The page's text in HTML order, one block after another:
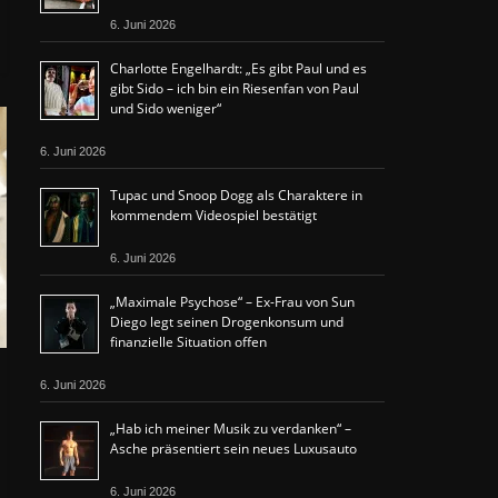
6. Juni 2026
Charlotte Engelhardt: „Es gibt Paul und es
gibt Sido – ich bin ein Riesenfan von Paul
und Sido weniger“
6. Juni 2026
Tupac und Snoop Dogg als Charaktere in
kommendem Videospiel bestätigt
6. Juni 2026
„Maximale Psychose“ – Ex-Frau von Sun
Diego legt seinen Drogenkonsum und
finanzielle Situation offen
6. Juni 2026
„Hab ich meiner Musik zu verdanken“ –
Asche präsentiert sein neues Luxusauto
6. Juni 2026